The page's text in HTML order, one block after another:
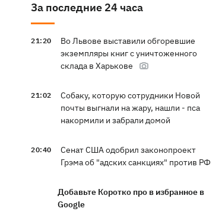
За последние 24 часа
21:20
Во Львове выставили обгоревшие
экземпляры книг с уничтоженного
склада в Харькове
21:02
Собаку, которую сотрудники Новой
почты выгнали на жару, нашли - пса
накормили и забрали домой
20:40
Сенат США одобрил законопроект
Грэма об "адских санкциях" против РФ
Добавьте Коротко про в избранное в
Google